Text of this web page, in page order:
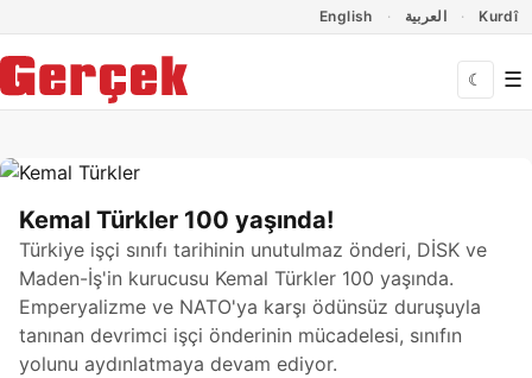
English العربية Kurdî
☾ ☰
Gerçek Gazetesi
Kemal Türkler 100 yaşında!
Türkiye işçi sınıfı tarihinin unutulmaz önderi, DİSK ve
Maden-İş'in kurucusu Kemal Türkler 100 yaşında.
Emperyalizme ve NATO'ya karşı ödünsüz duruşuyla
tanınan devrimci işçi önderinin mücadelesi, sınıfın
yolunu aydınlatmaya devam ediyor.